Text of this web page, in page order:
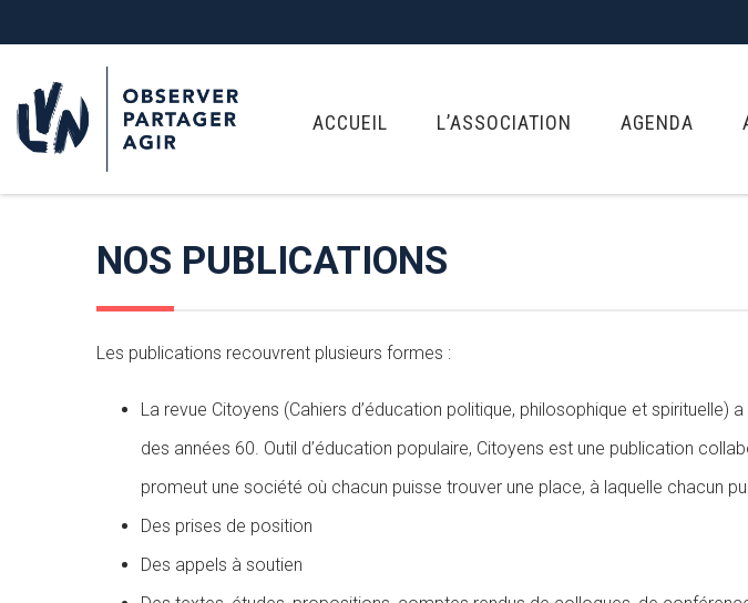
ACCUEIL L’ASSOCIATION AGENDA
NOS PUBLICATIONS
Les publications recouvrent plusieurs formes :
La revue Citoyens (Cahiers d’éducation politique, philosophique et
des années 60. Outil d’éducation populaire, Citoyens est une publication
promeut une société où chacun puisse trouver une place, à laquelle chacun
Des prises de position
Des appels à soutien